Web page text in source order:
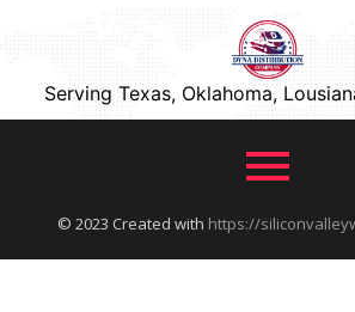
Serving Texas, Oklahoma,
© 2023 Created with https://